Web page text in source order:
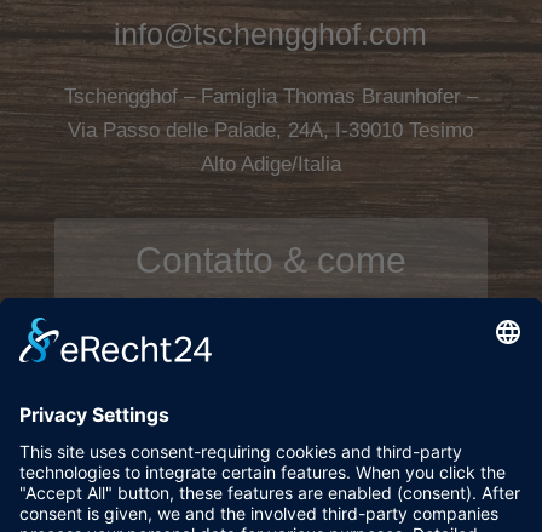
Tel.
0039 0473 920702
info@tschengghof.com
Tschengghof – Famiglia Thomas Braunhofer –
Via Passo delle Palade, 24A, I-39010 Tesimo
Alto Adige/Italia
Contatto & come
raggiungerci